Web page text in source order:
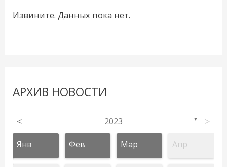
Извините. Данных пока нет.
АРХИВ НОВОСТИ
< 2023 ▼ >
Янв Фев Мар Апр